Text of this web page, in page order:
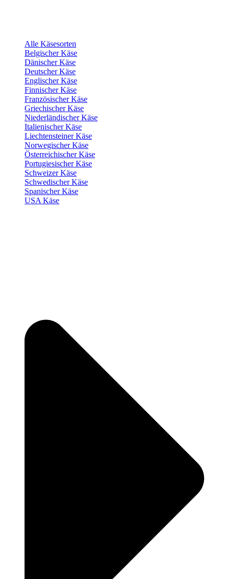
Alle Käsesorten
Belgischer Käse
Dänischer Käse
Deutscher Käse
Englischer Käse
Finnischer Käse
Französischer Käse
Griechischer Käse
Niederländischer Käse
Italienischer Käse
Liechtensteiner Käse
Norwegischer Käse
Österreichischer Käse
Portugiesischer Käse
Schweizer Käse
Schwedischer Käse
Spanischer Käse
USA Käse